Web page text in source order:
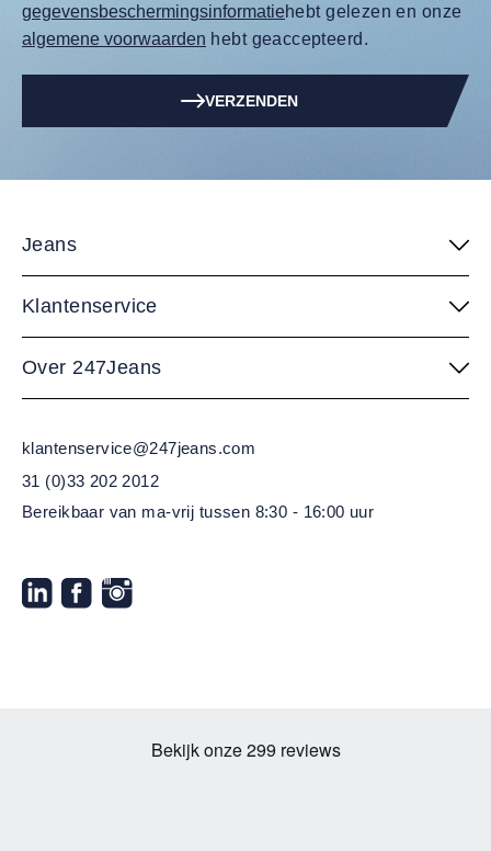
gegevensbeschermingsinformatiehebt gelezen en onze
algemene voorwaarden hebt geaccepteerd.
VERZENDEN
Jeans
Klantenservice
Over 247Jeans
klantenservice@247jeans.com
31 (0)33 202 2012
Bereikbaar van ma-vrij tussen 8:30 - 16:00 uur